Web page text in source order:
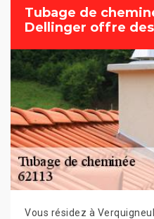
Tubage de
Dellinger offre
Vous résidez à